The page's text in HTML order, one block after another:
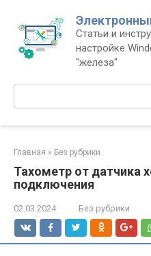
контенту
Статьи и
настройке
"железа"
Поиск:
Главная » Без рубрики
Тахометр от датчика
подключения
02.03.2024 Без рубрики